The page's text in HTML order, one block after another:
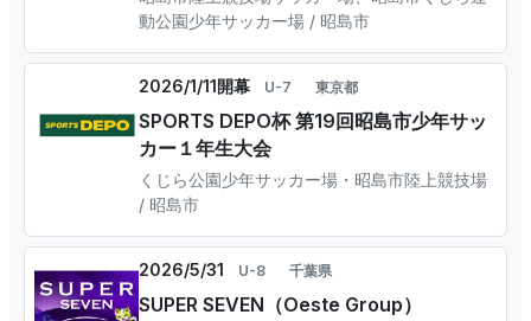
動公園少年サッカー場 / 昭島市
2026/1/11開幕 U-7 東京都
SPORTS DEPO杯 第19回昭島市少年サッ
カー１年生大会
くじら公園少年サッカー場・昭島市陸上競技場
/ 昭島市
2026/5/31 U-8 千葉県
SUPER SEVEN（Oeste Group）